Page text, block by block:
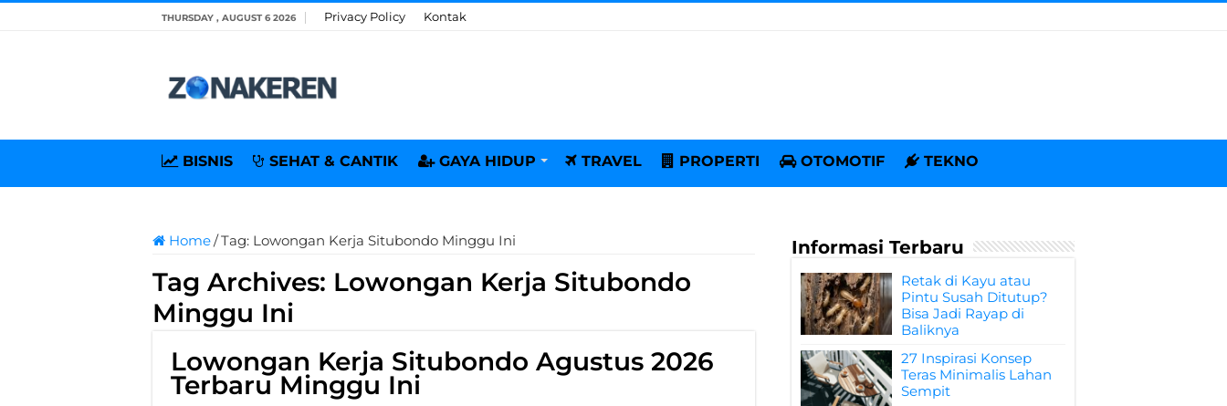
THURSDAY , AUGUST 6 2026 Privacy Policy Kontak
BISNIS SEHAT & CANTIK GAYA HIDUP TRAVEL PROPERTI OTOMOTIF TEKNO
Home/Tag: Lowongan Kerja Situbondo Minggu Ini
Tag Archives: Lowongan Kerja Situbondo
Minggu Ini
Lowongan Kerja Situbondo Agustus 2026
Terbaru Minggu Ini
Informasi Terbaru
Retak di Kayu atau
Pintu Susah Ditutup?
Bisa Jadi Rayap di
Baliknya
27 Inspirasi Konsep
Teras Minimalis Lahan
Sempit